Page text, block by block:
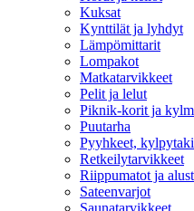
Kuksat
Kynttilät ja lyhdyt
Lämpömittarit
Lompakot
Matkatarvikkeet
Pelit ja lelut
Piknik-korit ja
Puutarha
Pyyhkeet,
Retkeilytarvikkeet
Riippumatot ja
Sateenvarjot
Saunatarvikkeet